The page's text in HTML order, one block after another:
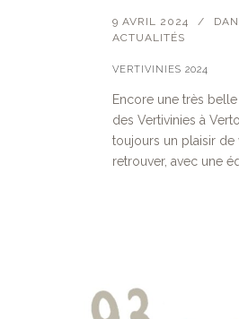
9 AVRIL 2024
ACTUALITÉS
VERTIVINIES 2024
Encore une très
des Vertivinies à
toujours un plaisir de
retrouver, avec une